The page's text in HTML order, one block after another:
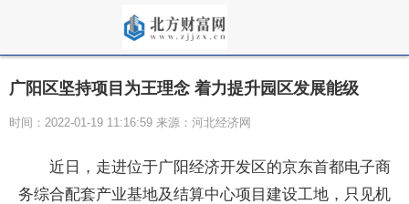
广阳区坚持项目为王理念 着力提升园区发展能级
时间：2022-01-19 11:16:59 来源：河北经济网
近日，走进位于广阳经济开发区的京东首都电子商
务综合配套产业基地及结算中心项目建设工地，只见机